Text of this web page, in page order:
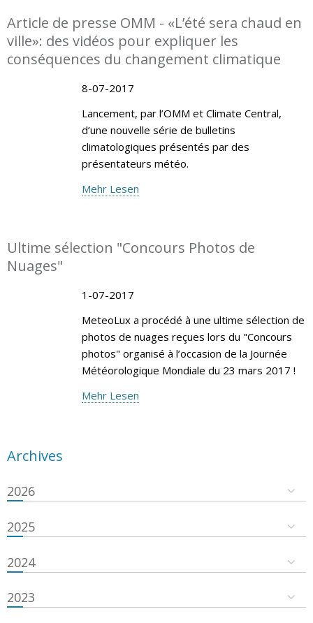
Article de presse OMM - «L’été sera chaud en
ville»: des vidéos pour expliquer les
conséquences du changement climatique
8-07-2017
Lancement, par l’OMM et Climate Central,
d’une nouvelle série de bulletins
climatologiques présentés par des
présentateurs météo.
Mehr Lesen
Ultime sélection "Concours Photos de
Nuages"
1-07-2017
MeteoLux a procédé à une ultime sélection de
photos de nuages reçues lors du "Concours
photos" organisé à l’occasion de la Journée
Météorologique Mondiale du 23 mars 2017 !
Mehr Lesen
Archives
2026
2025
2024
2023